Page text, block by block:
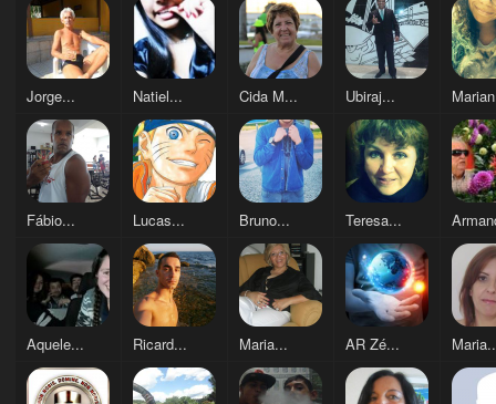
Jorge... Natiel... Cida M... Ubiraj...
Fábio... Lucas... Bruno... Teresa...
Aquele... Ricard... Maria... AR Zé...